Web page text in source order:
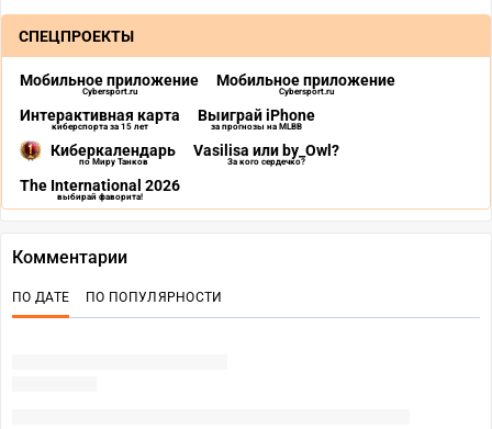
СПЕЦПРОЕКТЫ
Мобильное приложение
Cybersport.ru
Мобильное приложение
Cybersport.ru
Интерактивная карта
киберспорта за 15 лет
Выиграй iPhone
за прогнозы на MLBB
Киберкалендарь
по Миру Танков
Vasilisa или by_Owl?
За кого сердечко?
The International 2026
выбирай фаворита!
Комментарии
ПО ДАТЕ ПО ПОПУЛЯРНОСТИ